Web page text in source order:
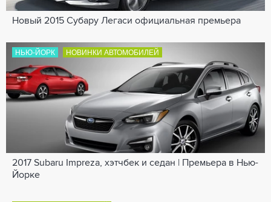
Новый 2015 Субару Легаси официальная премьера
НЬЮ-ЙОРК НОВИНКИ АВТОМОБИЛЕЙ
2017 Subaru Impreza, хэтчбек и седан | Премьера в Нью-
Йорке